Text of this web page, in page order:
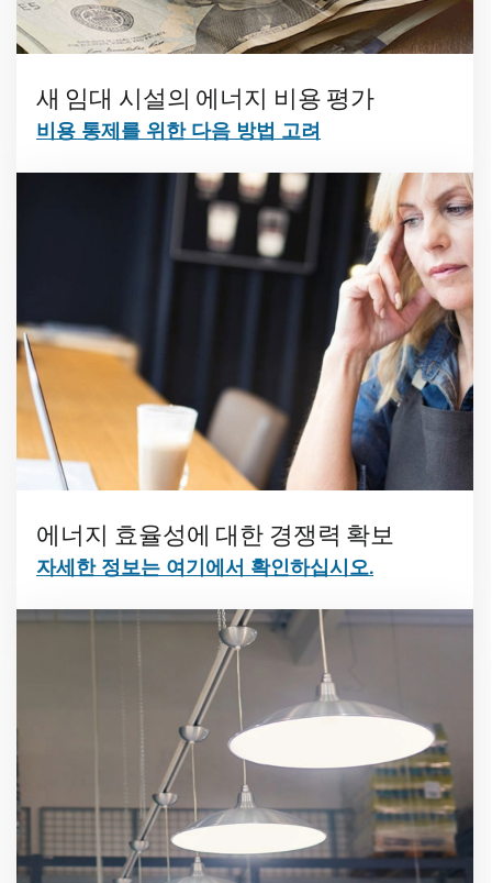
새 임대 시설의 에너지 비용 평가
비용 통제를 위한 다음 방법 고려
에너지 효율성에 대한 경쟁력 확보
자세한 정보는 여기에서 확인하십시오.